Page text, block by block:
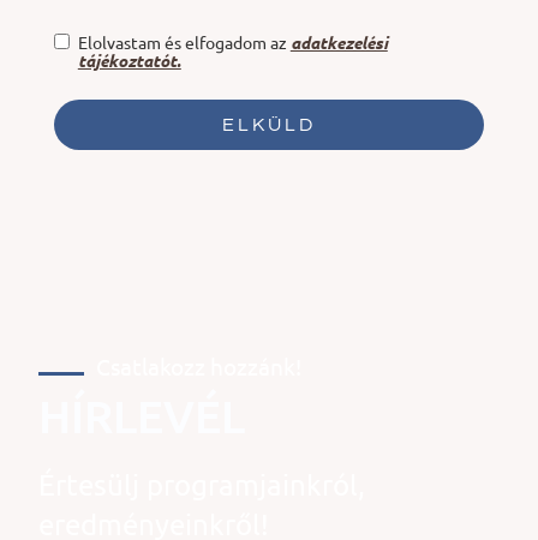
Elolvastam és elfogadom az adatkezelési
tájékoztatót.
ELKÜLD